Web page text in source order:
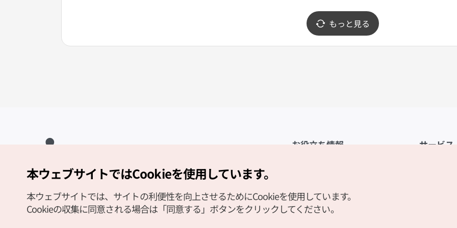
もっと見る
お役立ち情報
観光資料ダウンロード
デジタルブック／電子書籍
サービス
Copyright (c) Korea Tourism Organization All Rights Reserved.
サイトエラー報告
公式メール
本ウェブサイトではCookieを使用しています。
本ウェブサイトでは、サイトの利便性を向上させるためにCookieを使用しています。
Cookieの収集に同意される場合は「同意する」ボタンをクリックしてください。